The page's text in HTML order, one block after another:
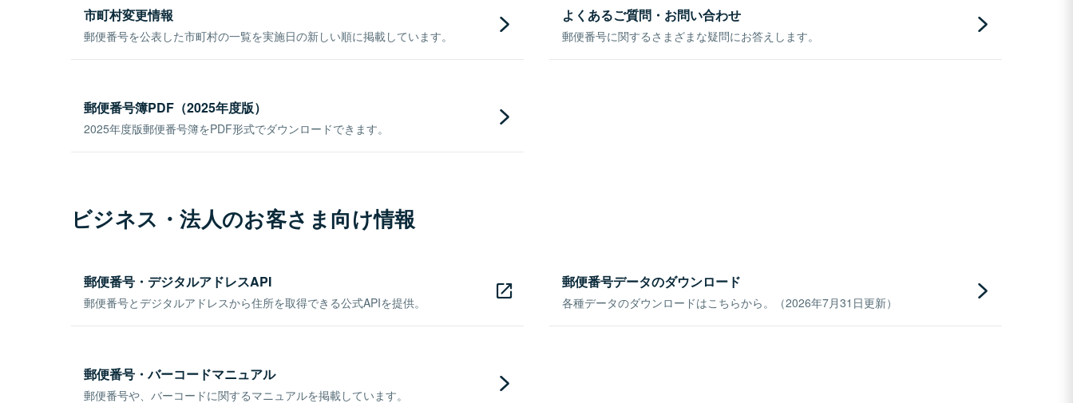
市町村変更情報
郵便番号を公表した市町村の一覧を実施日の新しい順に掲載しています。
よくあるご質問・お問い合わせ
郵便番号に関するさまざまな疑問にお答えします。
郵便番号簿PDF（2025年度版）
2025年度版郵便番号簿をPDF形式でダウンロードできます。
ビジネス・法人のお客さま向け情報
郵便番号・デジタルアドレスAPI
郵便番号とデジタルアドレスから住所を取得できる公式APIを提供。
郵便番号データのダウンロード
各種データのダウンロードはこちらから。（2026年7月31日更新）
郵便番号・バーコードマニュアル
郵便番号や、バーコードに関するマニュアルを掲載しています。